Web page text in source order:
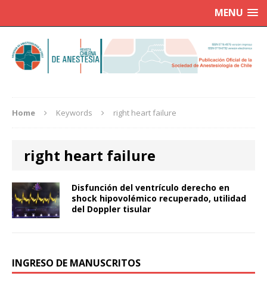
MENU
Home Keywords right heart failure
right heart failure
Disfunción del ventrículo derecho en
shock hipovolémico recuperado, utilidad
del Doppler tisular
INGRESO DE MANUSCRITOS